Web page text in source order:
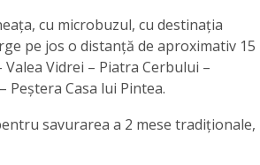
cu microbuzul, cu destinația
pe jos o distanță de aproximativ 15
Vidrei – Piatra Cerbului –
Peștera Casa lui Pintea.
savurarea a 2 mese tradiționale,